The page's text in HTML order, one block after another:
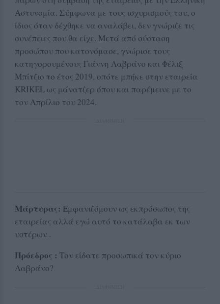
Αστυνομία. Σύμφωνα με τους ισχυρισμούς του, ο
ίδιος όταν δέχθηκε να αναλάβει, δεν γνώριζε τις
συνέπειες που θα είχε. Μετά από σύσταση
προσώπου που κατονόμασε, γνώρισε τους
κατηγορουμένους Γιάννη Λαβράνο και Φέλιξ
Μπίτζιο το έτος 2019, οπότε μπήκε στην εταιρεία
KRIKEL ως μάνατζερ όπου και παρέμεινε με το
τον Απρίλιο του 2024.
Μάρτυρας: Εμφανιζόμουν ως εκπρόσωπος της
εταιρείας αλλά εγώ αυτό το κατάλαβα εκ των
υστέρων .
Πρόεδρος : Τον είδατε προσωπικά τον κύριο
Λαβράνο?